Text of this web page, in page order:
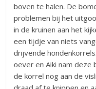
boven te halen. De
problemen bij het
in de kruinen aan het
een tijdje van niets
drijvende
oever en Aiki nam deze
de korrel nog aan de